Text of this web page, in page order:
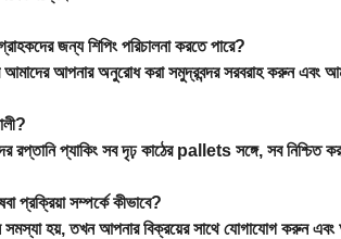
জন্য শিপিং পরিচালনা করতে পারে?
আপনার অনুরোধ করা সমুদ্রবন্দর সরবরাহ করুন এবং আমরা
প্যাকিং সব দৃঢ় কাঠের pallets সঙ্গে, সব নিশ্চিত
প্রক্রিয়া সম্পর্কে কীভাবে?
হয়, তখন আপনার বিক্রয়ের সাথে যোগাযোগ করুন এবং